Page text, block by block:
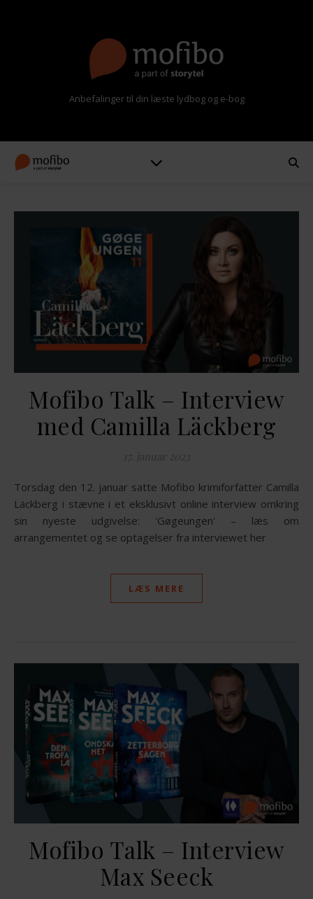
Anbefalinger til din læste lydbog og e-bog
Mofibo Talk – Interview
med Camilla Läckberg
17. januar 2023
Torsdag den 12. januar satte Mofibo krimiforfatter Camilla
Läckberg i stævne i et eksklusivt online interview omkring
sin nyeste udgivelse: 'Gøgeungen' – læs om
arrangementet og se optagelser fra interviewet her
LÆS MERE
Mofibo Talk – Interview
Max Seeck